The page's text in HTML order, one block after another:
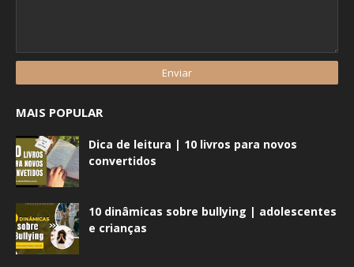
MAIS POPULAR
Dica de leitura | 10 livros para novos
convertidos
10 dinâmicas sobre bullying | adolescentes
e crianças